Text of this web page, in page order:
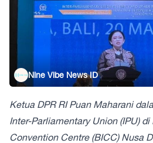
Nine Vibe News ID
Ketua DPR RI Puan Maharani
Inter-Parliamentary Union (IPU)
Convention Centre (BICC) Nusa